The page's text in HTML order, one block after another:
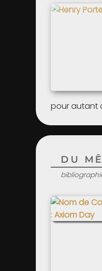
pour autant
DU